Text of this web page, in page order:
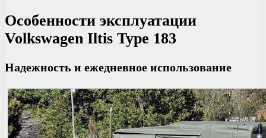
Особенности эксплуатации
Volkswagen Iltis Type 183
Надежность и ежедневное использование